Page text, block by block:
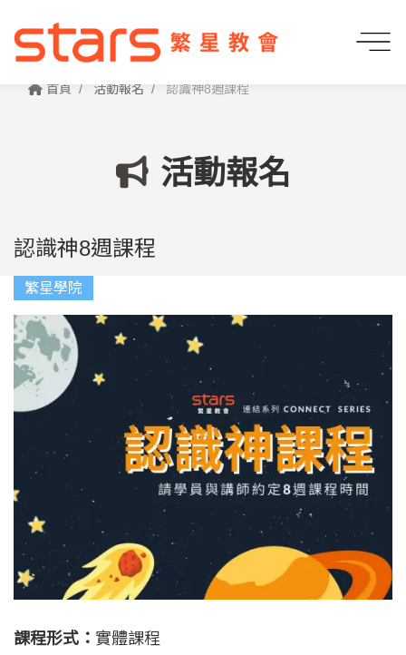
首頁 活動報名 認識神8週課程
活動報名
認識神8週課程
繁星學院
課程形式： 實體課程